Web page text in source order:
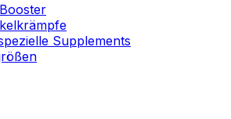
Supplements